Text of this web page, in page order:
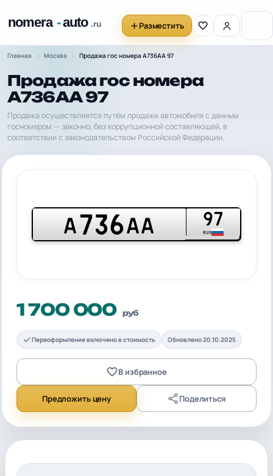
Разместить
Главная Москва Продажа гос номера А736АА 97
Продажа гос номера
А736АА 97
Продажа осуществляется путём продажи автомобиля с данным
госномером — законно, без коррупционной составляющей, в
соответствии с законодательством Российской Федерации.
А736АА 97
RUS
1 700 000 руб
Переоформление включено в стоимость Обновлено 20.10.2025
В избранное
Предложить цену Поделиться